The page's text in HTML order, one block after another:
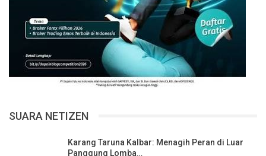
SUARA NETIZEN
Karang Taruna Kalbar: Menagih Peran di Luar
Panggung Lomba…